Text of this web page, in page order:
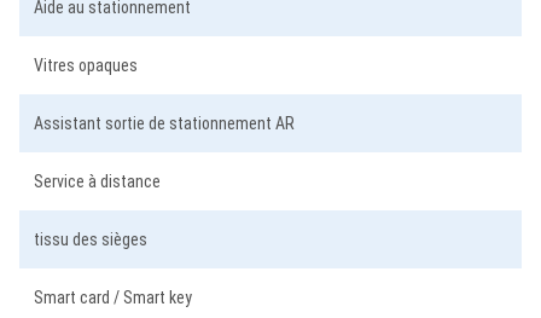
Aide au stationnement
Vitres opaques
Assistant sortie de stationnement AR
Service à distance
tissu des sièges
Smart card / Smart key